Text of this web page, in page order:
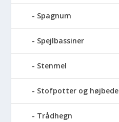
Spagnum
Spejlbassiner
Stenmel
Stofpotter og højbede
Trådhegn